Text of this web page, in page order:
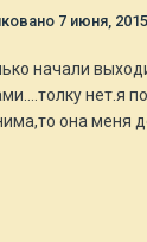
7 июня, 2015
начали
нет.я
она меня